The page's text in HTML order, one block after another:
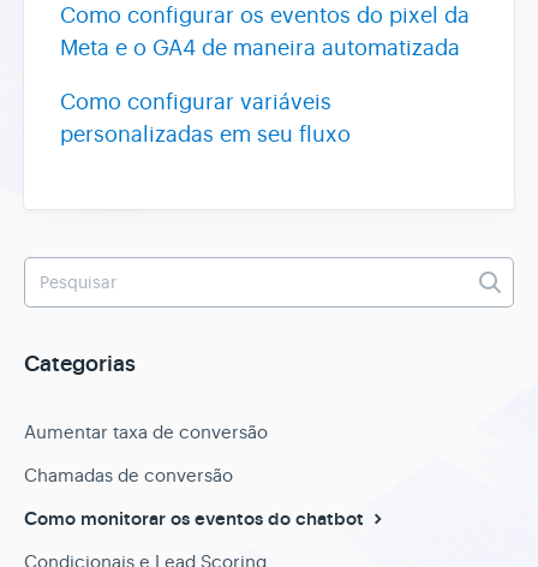
Como configurar os eventos do pixel da
Meta e o GA4 de maneira automatizada
Como configurar variáveis
personalizadas em seu fluxo
Categorias
Aumentar taxa de conversão
Chamadas de conversão
Como monitorar os eventos do chatbot
Condicionais e Lead Scoring